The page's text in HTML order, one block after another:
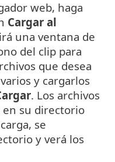
web, haga
Cargar al
una ventana de
del clip para
que desea
y cargarlos
. Los archivos
en su directorio
se
y verá los